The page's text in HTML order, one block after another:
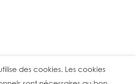
des cookies. Les cookies